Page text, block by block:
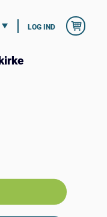
LOG IND